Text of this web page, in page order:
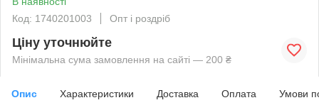
Код: 1740201003
Опт і роздріб
Ціну уточнюйте
Мінімальна сума замовлення на сайті — 200 ₴
Опис Характеристики Доставка Оплата Умови